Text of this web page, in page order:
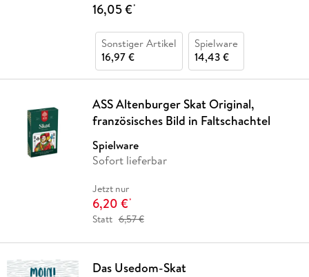
16,05 €*
Sonstiger Artikel
16,97 €
Spielware
14,43 €
ASS Altenburger Skat Original,
französisches Bild in Faltschachtel
Spielware
Sofort lieferbar
Jetzt nur
6,20 €*
Statt 6,57 €
Das Usedom-Skat